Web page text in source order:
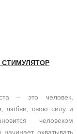
– это человек,
любви, свою силу и
человеком
охватывать